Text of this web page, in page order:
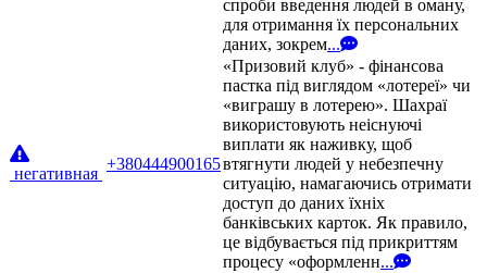
спроби введення людей в оману,
для отримання їх персональних
даних, зокрем...
негативная
+380444900165
«Призовий клуб» - фінансова
пастка під виглядом «лотереї» чи
«виграшу в лотерею». Шахраї
використовують неіснуючі
виплати як наживку, щоб
втягнути людей у небезпечну
ситуацію, намагаючись отримати
доступ до даних їхніх
банківських карток. Як правило,
це відбувається під прикриттям
процесу «оформленн...